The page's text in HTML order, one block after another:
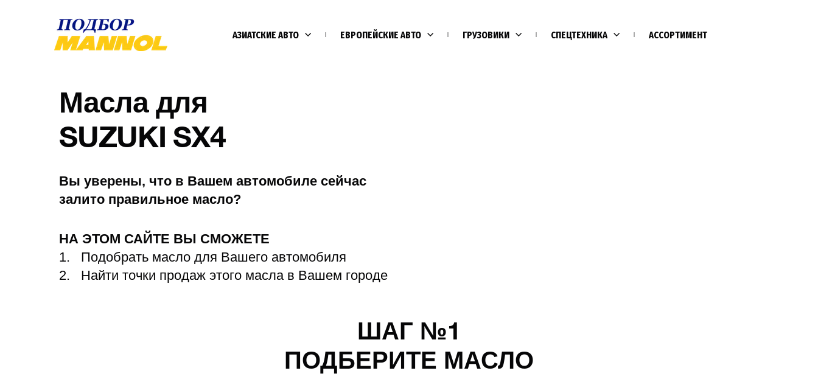
АЗИАТСКИЕ АВТО ЕВРОПЕЙСКИЕ АВТО ГРУЗОВИКИ СПЕЦТЕХНИКА АССОРТИМЕНТ
Масла для
SUZUKI SX4
Вы уверены, что в Вашем автомобиле сейчас
залито правильное масло?
НА ЭТОМ САЙТЕ ВЫ СМОЖЕТЕ
Подобрать масло для Вашего автомобиля
Найти точки продаж этого масла в Вашем городе
ШАГ №1
ПОДБЕРИТЕ МАСЛО